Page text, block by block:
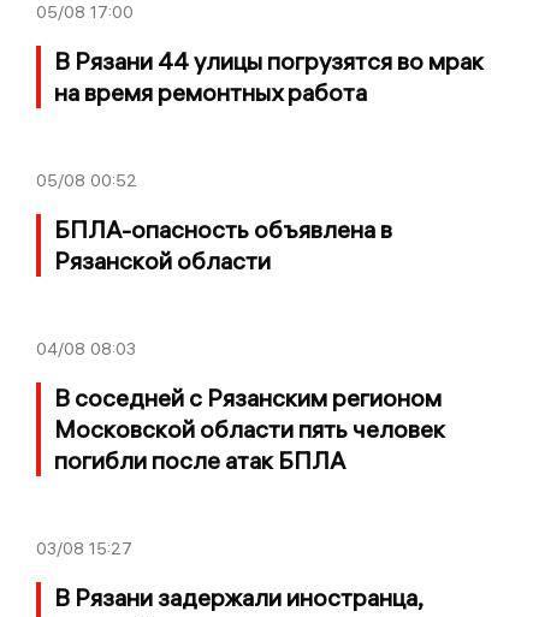
05/08 17:00
В Рязани 44 улицы погрузятся во мрак
на время ремонтных работа
05/08 00:52
БПЛА-опасность объявлена в
Рязанской области
04/08 08:03
В соседней с Рязанским регионом
Московской области пять человек
погибли после атак БПЛА
03/08 15:27
В Рязани задержали иностранца,